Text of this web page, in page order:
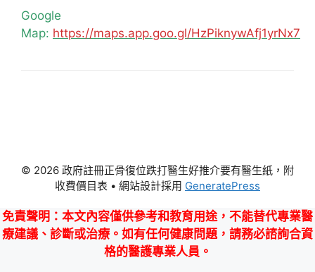
Google
Map: https://maps.app.goo.gl/HzPiknywAfj1yrNx7
© 2026 政府註冊正骨復位跌打醫生好推介要有醫生紙，附
收費價目表 • 網站設計採用 GeneratePress
免責聲明 ：本文內容僅供參考和教育用途，不能替代專業醫
療建議、診斷或治療。如有任何健康問題，請務必諮詢合資
格的醫護專業人員。